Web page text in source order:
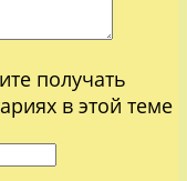
получать
в этой теме